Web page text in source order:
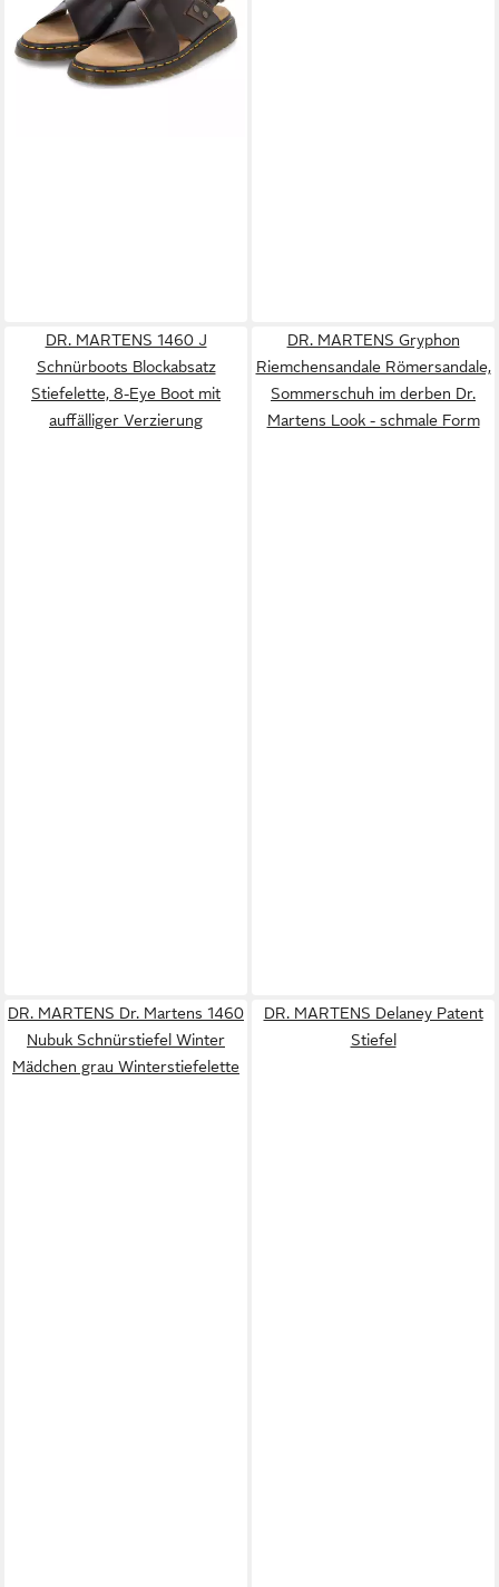
DR. MARTENS 1460 J
Schnürboots Blockabsatz
Stiefelette, 8-Eye Boot mit
auffälliger Verzierung
DR. MARTENS Gryphon
Riemchensandale Römersandale,
Sommerschuh im derben Dr.
Martens Look - schmale Form
DR. MARTENS Dr. Martens 1460
Nubuk Schnürstiefel Winter
Mädchen grau Winterstiefelette
DR. MARTENS Delaney Patent
Stiefel